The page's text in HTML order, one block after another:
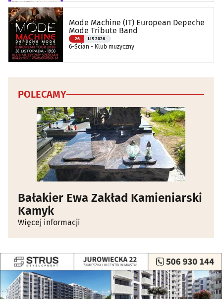
Mode Machine (IT) European Depeche
Mode Tribute Band
26 LIS 2026
6-Ścian - Klub muzyczny
POLECAMY
Bałakier Ewa Zakład Kamieniarski
Kamyk
Więcej informacji